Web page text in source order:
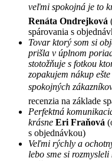
veľmi spokojná je to
Renáta Ondrejková
spárovania s
Tovar ktorý som si
prišla v úplnom
stotožňuje s fotkou
zopakujem nákup
spokojných
recenzia na základe
Perfektná
krásne Eri Fraňová
s objednávkou)
Veľmi rýchly a
lebo sme si